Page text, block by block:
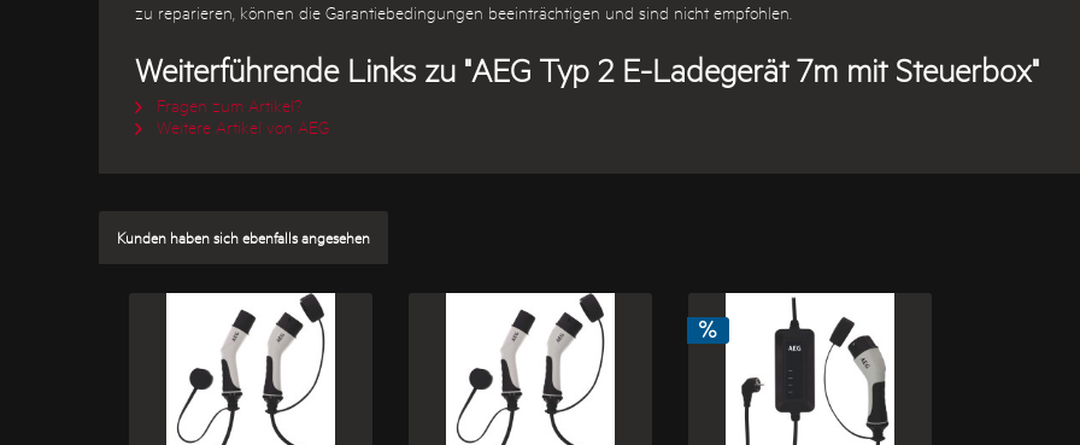
zu reparieren, können die Garantiebedingungen beeinträchtigen und sind nicht empfohlen.
Weiterführende Links zu "AEG Typ 2 E-Ladegerät 7m mit Steuerbox"
Fragen zum Artikel?
Weitere Artikel von AEG
Kunden haben sich ebenfalls angesehen